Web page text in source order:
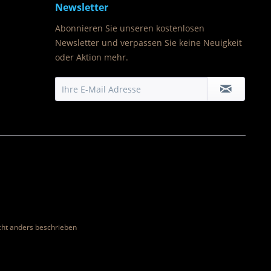
Newsletter
Abonnieren Sie unseren kostenlosen
Newsletter und verpassen Sie keine Neuigkeit
oder Aktion mehr.
anders beschrieben